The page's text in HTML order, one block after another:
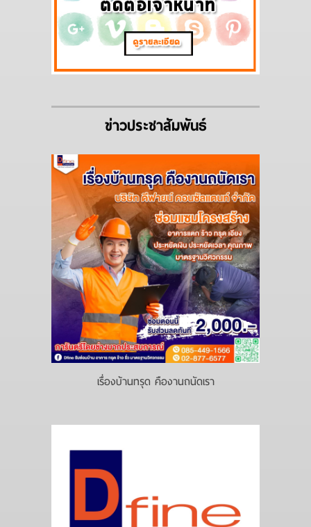
ข่าวประชาสัมพันธ์
เรื่องบ้านทรุด คืองานถนัดเรา